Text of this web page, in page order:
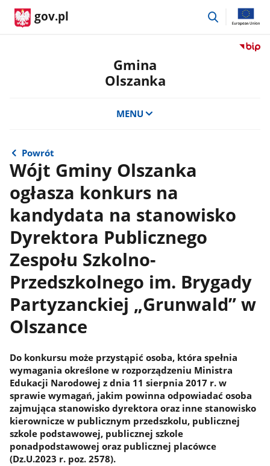
gov.pl
przejdź
Przejdź
Gmina
Olszanka
MENU
Powrót
Wójt Gminy Olszanka
ogłasza konkurs na
kandydata na stanowisko
Dyrektora Publicznego
Zespołu Szkolno-
Przedszkolnego im. Brygady
Partyzanckiej „Grunwald” w
Olszance
Do konkursu może przystąpić osoba, która spełnia
wymagania określone w rozporządzeniu Ministra
Edukacji Narodowej z dnia 11 sierpnia 2017 r. w
sprawie wymagań, jakim powinna odpowiadać osoba
zajmująca stanowisko dyrektora oraz inne stanowisko
kierownicze w publicznym przedszkolu, publicznej
szkole podstawowej, publicznej szkole
ponadpodstawowej oraz publicznej placówce
(Dz.U.2023 r. poz. 2578).